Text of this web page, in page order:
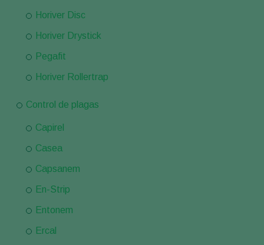
Horiver Disc
Horiver Drystick
Pegafit
Horiver Rollertrap
Control de plagas
Capirel
Casea
Capsanem
En-Strip
Entonem
Ercal